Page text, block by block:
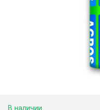
В наличии